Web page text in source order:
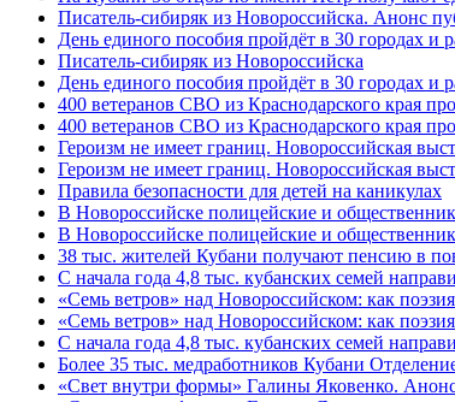
Писатель-сибиряк из Новороссийска. Анонс
День единого пособия пройдёт в 30 городах и
Писатель-сибиряк из Новороссийска
День единого пособия пройдёт в 30 городах и
400 ветеранов СВО из Краснодарского края
400 ветеранов СВО из Краснодарского края
Героизм не имеет границ. Новороссийская
Героизм не имеет границ. Новороссийская
Правила безопасности для детей на каникулах
В Новороссийске полицейские и
В Новороссийске полицейские и
38 тыс. жителей Кубани получают пенсию в
С начала года 4,8 тыс. кубанских семей
«Семь ветров» над Новороссийском: как
«Семь ветров» над Новороссийском: как
С начала года 4,8 тыс. кубанских семей
Более 35 тыс. медработников Кубани
«Свет внутри формы» Галины Яковенко.